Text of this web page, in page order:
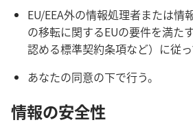
EU/EEA外の情報処理者または情
の移転に関するEUの要件を満た
認める標準契約条項など）に従っ
あなたの同意の下で行う。
情報の安全性